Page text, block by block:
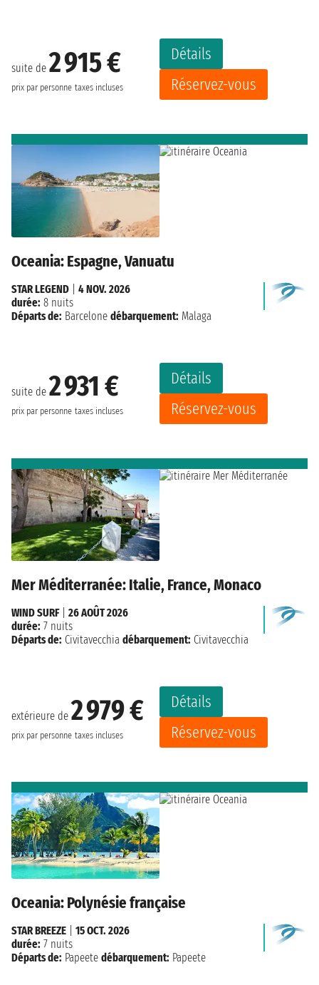
suite de 2 915 €
prix par personne taxes incluses
Détails
Réservez-vous
Oceania: Espagne, Vanuatu
suite de 2 931 €
prix par personne taxes incluses
Détails
Réservez-vous
STAR LEGEND
4 NOV. 2026
durée: 8 nuits
Départs de: Barcelone débarquement: Malaga
Mer Méditerranée: Italie, France, Monaco
extérieure de 2 979 €
prix par personne taxes incluses
Détails
Réservez-vous
WIND SURF| 26 AOÛT 2026
durée: 7 nuits
Départs de: Civitavecchia débarquement: Civitavecchia
Oceania: Polynésie française
STAR BREEZE
15 OCT. 2026
durée: 7 nuits
Départs de: Papeete débarquement: Papeete